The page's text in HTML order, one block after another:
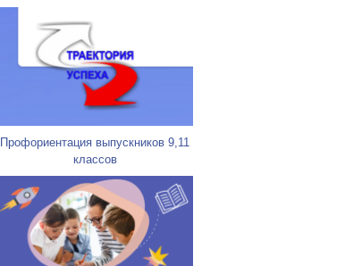
Профориентация выпускников 9,11
классов